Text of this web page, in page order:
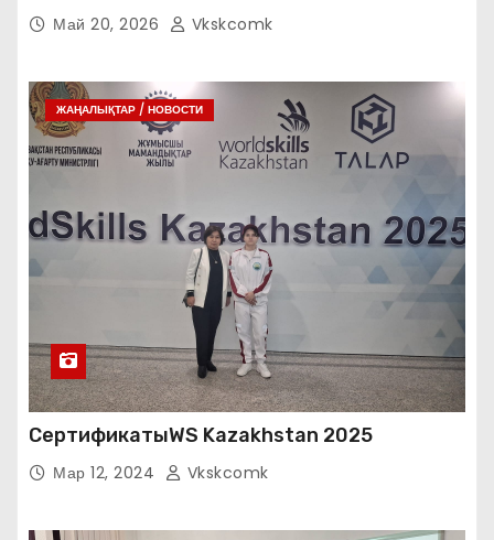
Май 20, 2026 Vkskcomk
ЖАҢАЛЫҚТАР / НОВОСТИ
СертификатыWS Kazakhstan 2025
Мар 12, 2024 Vkskcomk